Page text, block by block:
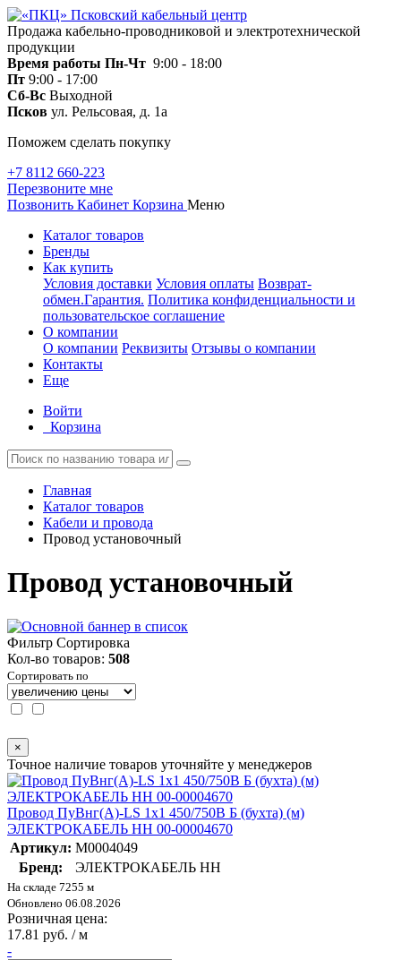
Продажа кабельно-проводниковой и электротехнической
продукции
Время работы Пн-Чт 9:00 - 18:00
Пт 9:00 - 17:00
Сб-Вс Выходной
Псков ул. Рельсовая, д. 1а
Поможем сделать покупку
+7 8112 660-223
Перезвоните мне
Позвонить Кабинет Корзина Меню
Каталог товаров
Бренды
Как купить
Условия доставки Условия оплаты Возврат-
обмен.Гарантия. Политика конфиденциальности и
пользовательское соглашение
О компании
О компании Реквизиты Отзывы о компании
Контакты
Еще
Войти
Корзина
Главная
Каталог товаров
Кабели и провода
Провод установочный
Провод установочный
Фильтр Сортировка
Кол-во товаров: 508
Сортировать по
×
Точное наличие товаров уточняйте у менеджеров
Провод ПуВнг(А)-LS 1х1 450/750В Б (бухта) (м)
ЭЛЕКТРОКАБЕЛЬ НН 00-00004670
Артикул: M0004049
Бренд:
ЭЛЕКТРОКАБЕЛЬ НН
На складе 7255 м
Обновлено 06.08.2026
Розничная цена:
17.81 руб. / м
-